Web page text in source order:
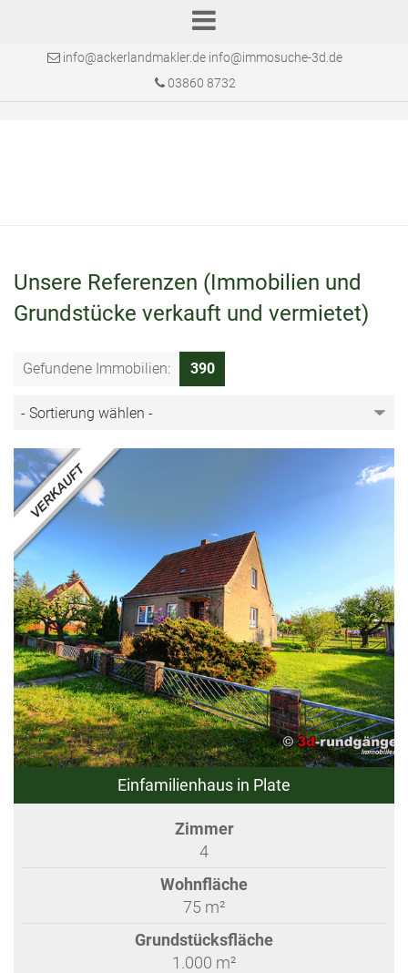
info@ackerlandmakler.de info@immosuche-3d.de
03860 8732
Unsere Referenzen (Immobilien und
Grundstücke verkauft und vermietet)
Gefundene Immobilien: 390
Einfamilienhaus in Plate
Zimmer
4
Wohnfläche
75 m²
Grundstücksfläche
1.000 m²